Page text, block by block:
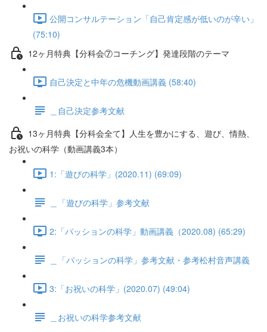
公開コンサルテーション「自己肯定感が低いのが辛い」
(75:10)
12ヶ月特典【分科会⑦コーチング】発達段階のテーマ
自己決定と中年の危機動画講義 (58:40)
＿自己決定参考文献
13ヶ月特典【分科会全て】人生を豊かにする、遊び、情熱、
お祝いの科学（動画講義3本）
1:「遊びの科学」(2020.11) (69:09)
＿「遊びの科学」参考文献
2:「パッションの科学」動画講義（2020.08) (65:29)
＿「パッションの科学」参考文献・参考松村音声講義
3:「お祝いの科学」(2020.07) (49:04)
＿お祝いの科学参考文献